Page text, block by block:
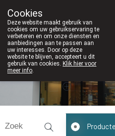
050/82 28
Vandaag
Cookies
Deze website maakt gebruik van
cookies om uw gebruikservaring te
verbeteren en om onze diensten en
aanbiedingen aan te passen aan
uw interesses. Door op deze
website te blijven, accepteert u dit
gebruik van cookies. Klik hier voor
meer info.